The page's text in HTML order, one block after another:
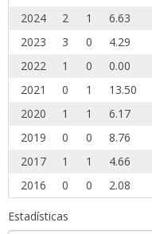
2024
2 1 6.63
2023
3 0 4.29
2022
1 0 0.00
2021
0 1 13.50
2020
1 1 6.17
2019
0 0 8.76
2017
1 1 4.66
2016
0 0 2.08
Estadísticas